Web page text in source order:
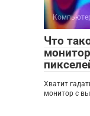
Что
Хватит
монитор с